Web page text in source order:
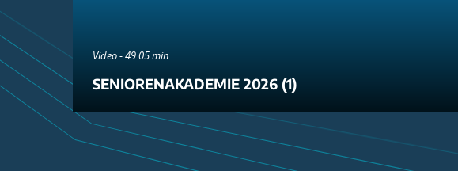
Video - 49:05 min
SENIORENAKADEMIE 2026 (1)